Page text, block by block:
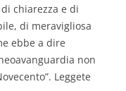
chiarezza e di
di meravigliosa
ebbe a dire
non
Leggete